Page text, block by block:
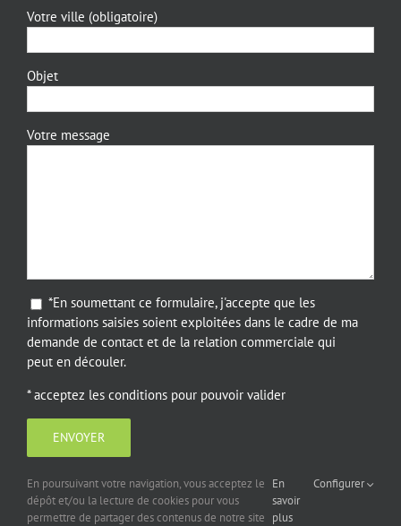
Votre ville (obligatoire)
Objet
Votre message
*En soumettant ce formulaire, j'accepte que les
informations saisies soient exploitées dans le cadre de ma
demande de contact et de la relation commerciale qui
peut en découler.
* acceptez les conditions pour pouvoir valider
En poursuivant votre navigation, vous acceptez le
dépôt et/ou la lecture de cookies pour vous
permettre de partager des contenus de notre site
En
savoir
plus
Configurer